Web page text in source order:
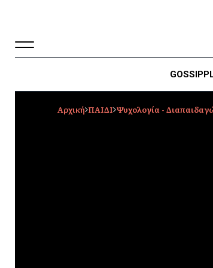
GOSSIP
Αρχική ΠΑΙΔΙ Ψυχολογία -